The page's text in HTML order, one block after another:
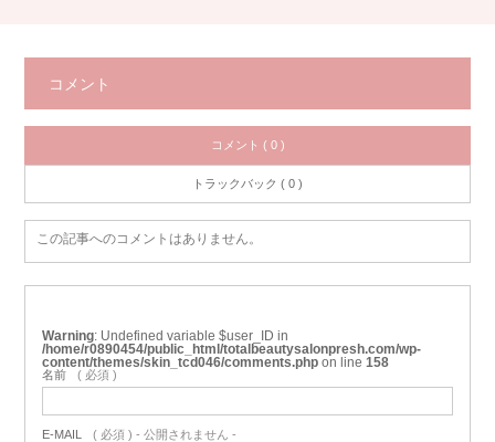
コメント
コメント ( 0 )
トラックバック ( 0 )
この記事へのコメントはありません。
Warning : Undefined variable $user_ID in
/home/r0890454/public_html/totalbeautysalonpresh.com/wp-
content/themes/skin_tcd046/comments.php on line 158
名前 ( 必須 )
E-MAIL ( 必須 ) - 公開されません -